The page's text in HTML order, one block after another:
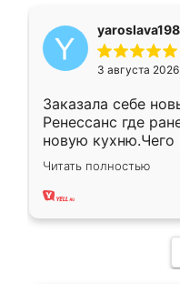
3 августа 2026
Заказала себе
Ренессанс где
новую кухню.Чего
вполне довольна.
два года,
Читать полностью